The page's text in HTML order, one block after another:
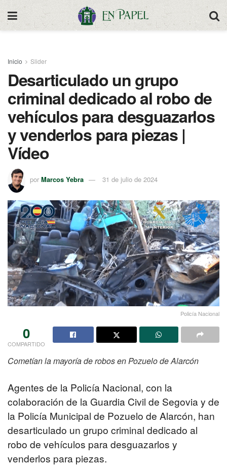
Inicio Slider
Desarticulado un grupo
criminal dedicado al robo de
vehículos para desguazarlos
y venderlos para piezas |
Vídeo
por Marcos Yebra 31 de julio de 2024
Policía Nacional
0
COMPARTIDO
Cometían la mayoría de robos en Pozuelo de Alarcón
Agentes de la Policía Nacional, con la
colaboración de la Guardia Civil de Segovia y de
la Policía Municipal de Pozuelo de Alarcón, han
desarticulado un grupo criminal dedicado al
robo de vehículos para desguazarlos y
venderlos para piezas.